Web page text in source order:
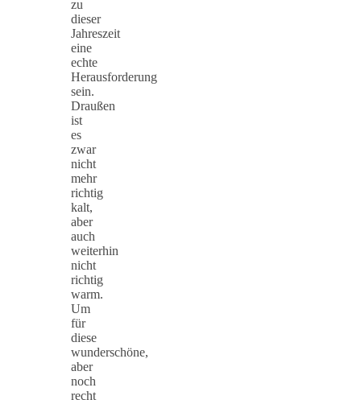
zu
dieser
Jahreszeit
eine
echte
Herausforderung
sein.
Draußen
ist
es
zwar
nicht
mehr
richtig
kalt,
aber
auch
weiterhin
nicht
richtig
warm.
Um
für
diese
wunderschöne,
aber
noch
recht